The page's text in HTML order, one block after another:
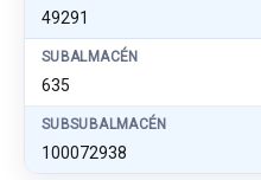
49291
SUBALMACÉN
635
SUBSUBALMACÉN
100072938